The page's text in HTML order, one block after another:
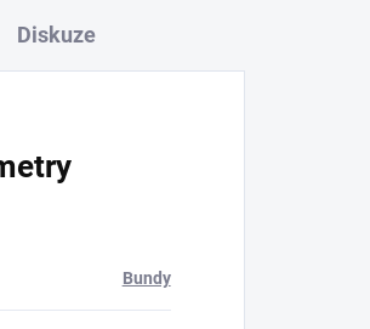
Diskuze
Bundy